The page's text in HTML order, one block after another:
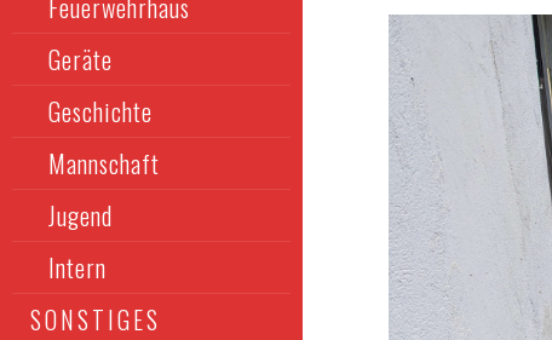
Feuerwehrhaus
Geräte
Geschichte
Mannschaft
Jugend
Intern
SONSTIGES